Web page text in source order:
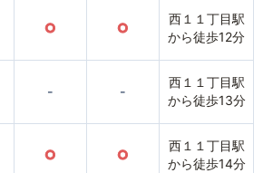
○ ○
西１１丁目駅
から徒歩12分
- -
西１１丁目駅
から徒歩13分
○ ○
西１１丁目駅
から徒歩14分